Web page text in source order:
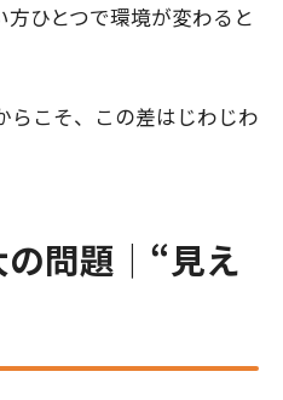
ひとつで環境が変わると
らこそ、この差はじわじわ
問題｜“見え